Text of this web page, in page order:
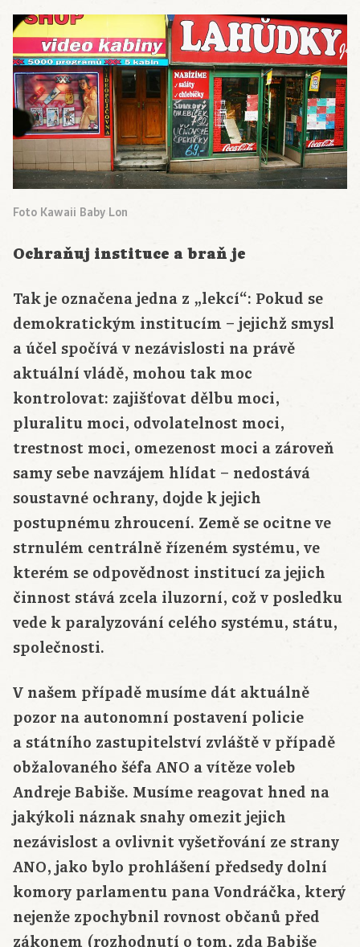
Foto Kawaii Baby Lon
Ochraňuj instituce a braň je
Tak je označena jedna z „lekcí“: Pokud se
demokratickým institucím – jejichž smysl
a účel spočívá v nezávislosti na právě
aktuální vládě, mohou tak moc
kontrolovat: zajišťovat dělbu moci,
pluralitu moci, odvolatelnost moci,
trestnost moci, omezenost moci a zároveň
samy sebe navzájem hlídat – nedostává
soustavné ochrany, dojde k jejich
postupnému zhroucení. Země se ocitne ve
strnulém centrálně řízeném systému, ve
kterém se odpovědnost institucí za jejich
činnost stává zcela iluzorní, což v posledku
vede k paralyzování celého systému, státu,
společnosti.
V našem případě musíme dát aktuálně
pozor na autonomní postavení policie
a státního zastupitelství zvláště v případě
obžalovaného šéfa ANO a vítěze voleb
Andreje Babiše. Musíme reagovat hned na
jakýkoli náznak snahy omezit jejich
nezávislost a ovlivnit vyšetřování ze strany
ANO, jako bylo prohlášení předsedy dolní
komory parlamentu pana Vondráčka, který
nejenže zpochybnil rovnost občanů před
zákonem (rozhodnutí o tom, zda Babiše